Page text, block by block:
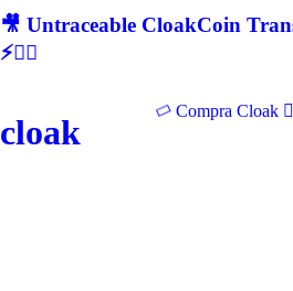
🎥 Untraceable CloakCoin
⚡🕵‍♂
cloak
Compra Cloak